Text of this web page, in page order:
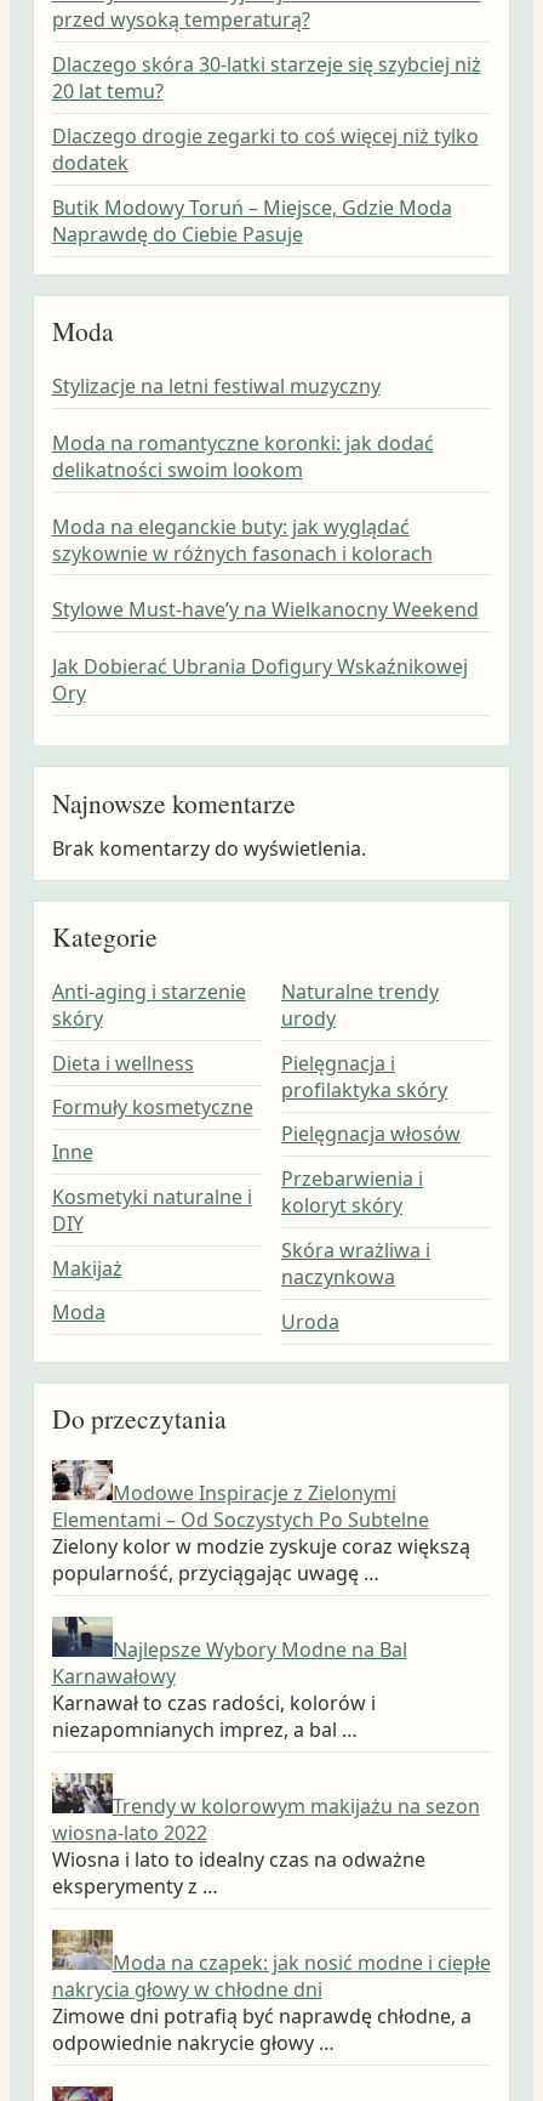
przed wysoką temperaturą?
Dlaczego skóra 30-latki starzeje się szybciej niż
20 lat temu?
Dlaczego drogie zegarki to coś więcej niż tylko
dodatek
Butik Modowy Toruń – Miejsce, Gdzie Moda
Naprawdę do Ciebie Pasuje
Moda
Stylizacje na letni festiwal muzyczny
Moda na romantyczne koronki: jak dodać
delikatności swoim lookom
Moda na eleganckie buty: jak wyglądać
szykownie w różnych fasonach i kolorach
Stylowe Must-have’y na Wielkanocny Weekend
Jak Dobierać Ubrania Dofigury Wskaźnikowej
Ory
Najnowsze komentarze
Brak komentarzy do wyświetlenia.
Kategorie
Anti-aging i starzenie
skóry
Dieta i wellness
Formuły kosmetyczne
Inne
Kosmetyki naturalne i
DIY
Makijaż
Moda
Naturalne trendy
urody
Pielęgnacja i
profilaktyka skóry
Pielęgnacja włosów
Przebarwienia i
koloryt skóry
Skóra wrażliwa i
naczynkowa
Uroda
Do przeczytania
Modowe Inspiracje z Zielonymi
Elementami – Od Soczystych Po Subtelne
Zielony kolor w modzie zyskuje coraz większą
popularność, przyciągając uwagę …
Najlepsze Wybory Modne na Bal
Karnawałowy
Karnawał to czas radości, kolorów i
niezapomnianych imprez, a bal …
Trendy w kolorowym makijażu na sezon
wiosna-lato 2022
Wiosna i lato to idealny czas na odważne
eksperymenty z …
Moda na czapek: jak nosić modne i ciepłe
nakrycia głowy w chłodne dni
Zimowe dni potrafią być naprawdę chłodne, a
odpowiednie nakrycie głowy …